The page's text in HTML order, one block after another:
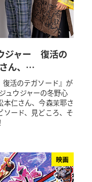
ジャー 復活の
ん、…
活のテガソード』が
ュウジャーの冬野心
本仁さん、今森茉耶さ
ソード、見どころ、そ
映画